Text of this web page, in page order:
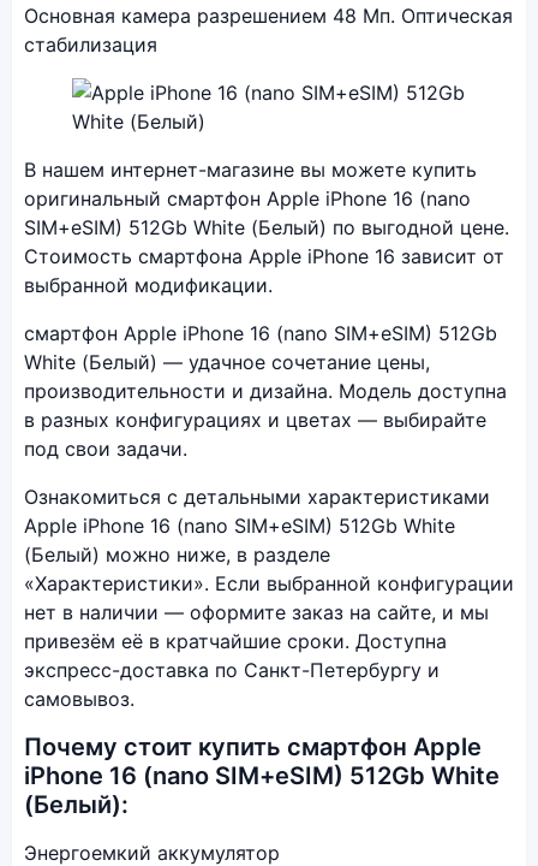
Основная камера разрешением 48 Мп. Оптическая
стабилизация
В нашем интернет-магазине вы можете купить
оригинальный смартфон Apple iPhone 16 (nano
SIM+eSIM) 512Gb White (Белый) по выгодной цене.
Стоимость смартфона Apple iPhone 16 зависит от
выбранной модификации.
смартфон Apple iPhone 16 (nano SIM+eSIM) 512Gb
White (Белый) — удачное сочетание цены,
производительности и дизайна. Модель доступна
в разных конфигурациях и цветах — выбирайте
под свои задачи.
Ознакомиться с детальными характеристиками
Apple iPhone 16 (nano SIM+eSIM) 512Gb White
(Белый) можно ниже, в разделе
«Характеристики». Если выбранной конфигурации
нет в наличии — оформите заказ на сайте, и мы
привезём её в кратчайшие сроки. Доступна
экспресс-доставка по Санкт-Петербургу и
самовывоз.
Почему стоит купить смартфон Apple
iPhone 16 (nano SIM+eSIM) 512Gb White
(Белый):
Энергоемкий аккумулятор